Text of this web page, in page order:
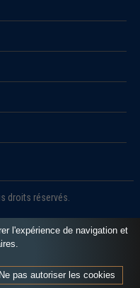
droits réservés.
l'expérience de navigation et
Ne pas autoriser les cookies